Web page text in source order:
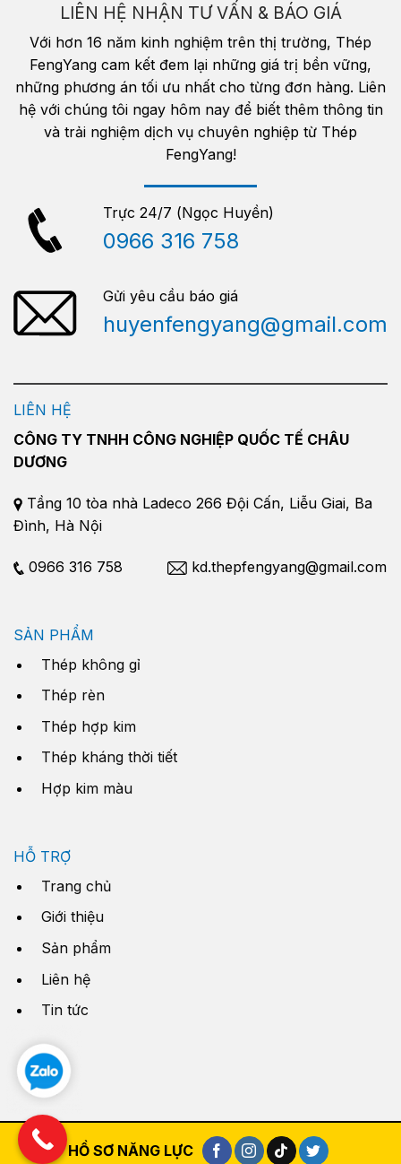
LIÊN HỆ NHẬN TƯ VẤN & BÁO GIÁ
Với hơn 16 năm kinh nghiệm trên thị trường, Thép
FengYang cam kết đem lại những giá trị bền vững,
những phương án tối ưu nhất cho từng đơn hàng. Liên
hệ với chúng tôi ngay hôm nay để biết thêm thông tin
và trải nghiệm dịch vụ chuyên nghiệp từ Thép
FengYang!
Trực 24/7 (Ngọc Huyền)
0966 316 758
Gửi yêu cầu báo giá
huyenfengyang@gmail.com
LIÊN HỆ
CÔNG TY TNHH CÔNG NGHIỆP QUỐC TẾ CHÂU
DƯƠNG
Tầng 10 tòa nhà Ladeco 266 Đội Cấn, Liễu Giai, Ba
Đình, Hà Nội
0966 316 758 kd.thepfengyang@gmail.com
SẢN PHẨM
Thép không gỉ
Thép rèn
Thép hợp kim
Thép kháng thời tiết
Hợp kim màu
HỖ TRỢ
Trang chủ
Giới thiệu
Sản phẩm
Liên hệ
Tin tức
HỒ SƠ NĂNG LỰC